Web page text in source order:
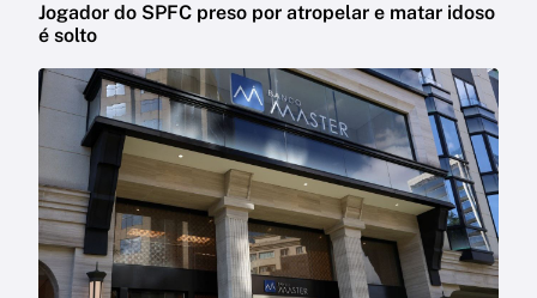
Jogador do SPFC preso por atropelar e matar idoso
é solto